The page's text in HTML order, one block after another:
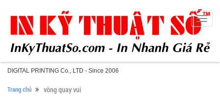
DIGITAL PRINTING Co., LTD - Since 2006
Toggle
Trang chủ vòng quay vui